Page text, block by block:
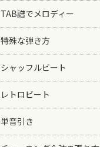
TAB譜でメロディー
特殊な弾き方
シャッフルビート
レトロビート
単音引き